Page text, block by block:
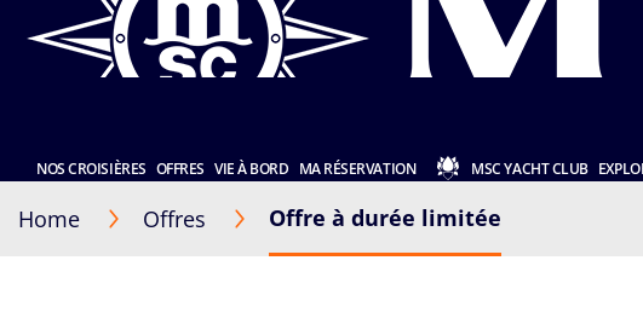
NOS CROISIÈRES OFFRES VIE À BORD MA RÉSERVATION MSC YACHT CLUB
Home Offres Offre à durée limitée